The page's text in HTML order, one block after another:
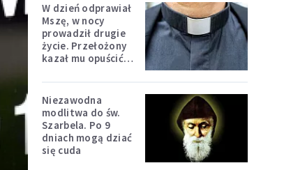
W dzień odprawiał
Mszę, w nocy
prowadził drugie
życie. Przełożony
kazał mu opuścić
Niezawodna
modlitwa do św.
Szarbela. Po 9
dniach mogą dziać
się cuda